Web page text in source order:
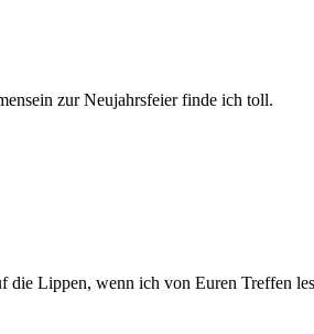
zur Neujahrsfeier finde ich toll.
die Lippen, wenn ich von Euren Treffen